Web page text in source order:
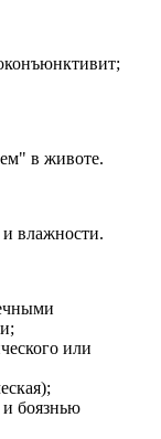
в животе.
и влажности.
или
и боязнью